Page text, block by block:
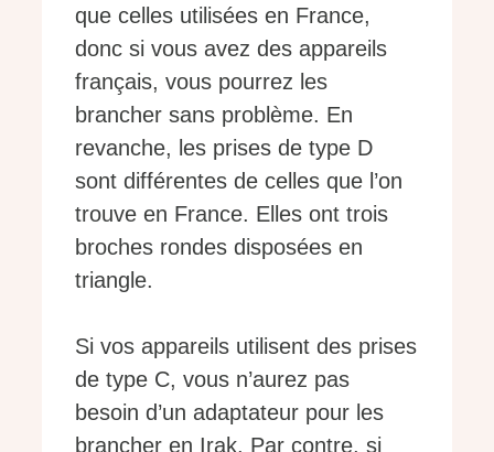
que celles utilisées en France,
donc si vous avez des appareils
français, vous pourrez les
brancher sans problème. En
revanche, les prises de type D
sont différentes de celles que l’on
trouve en France. Elles ont trois
broches rondes disposées en
triangle.
Si vos appareils utilisent des prises
de type C, vous n’aurez pas
besoin d’un adaptateur pour les
brancher en Irak. Par contre, si